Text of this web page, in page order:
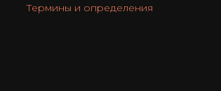
Термины и определения